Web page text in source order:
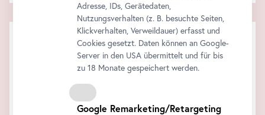
Adresse, IDs, Gerätedaten,
Nutzungsverhalten (z. B. besuchte Seiten,
Klickverhalten, Verweildauer) erfasst und
Cookies gesetzt. Daten können an Google-
Server in den USA übermittelt und für bis
zu 18 Monate gespeichert werden.
Google Remarketing/Retargeting